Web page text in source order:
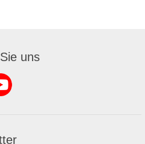
uns